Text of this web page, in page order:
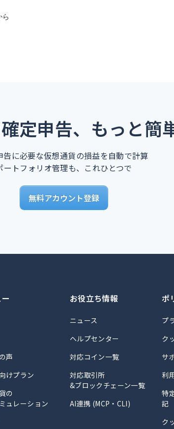
ら
定申告、もっと簡
告に必要な仮想通貨の損益を自動で計算
ートフォリオ管理も、これひとつで
無料アカウント登録
声
けプラン
の
ュレーション
お役立ち情報
ニュース
ヘルプセンター
対応コイン一覧
対応取引所
&ブロックチェーン一覧
AI連携 (MCP・CLI)
ポ
プ
ク
サ
利
特
記
ク